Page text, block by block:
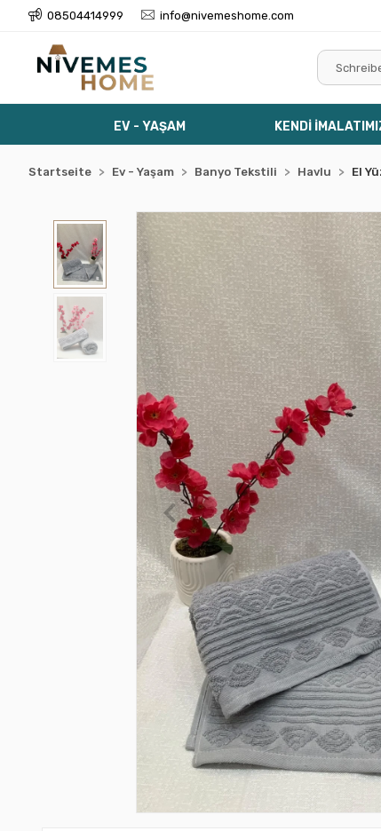
08504414999 info@nivemeshome.com
EV - YAŞAM KENDİ
Startseite Ev - Yaşam Banyo Tekstili Havlu El